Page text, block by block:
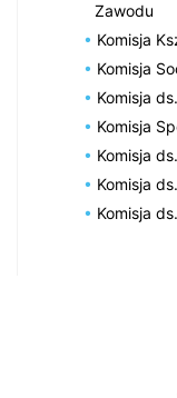
Zawodu
Komisja
Komisja
Komisja
Komisja
Komisja
Komisja
Komisja